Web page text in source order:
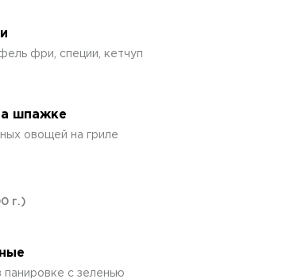
фри, специи, кетчуп
шпажке
овощей на гриле
г.)
панировке с зеленью